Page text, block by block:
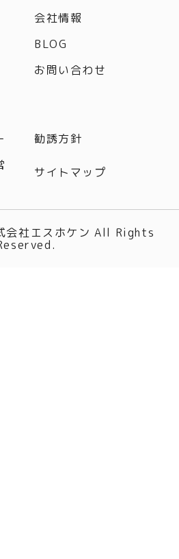
会社情報
BLOG
お問い合わせ
勧誘方針
サイトマップ
社エスホケン All Rights